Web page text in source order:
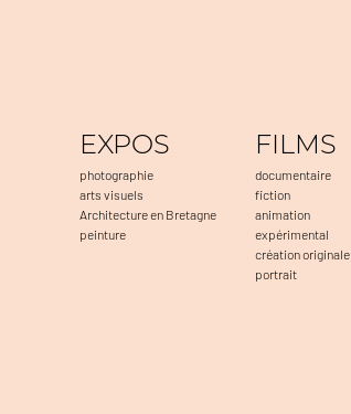
EXPOS
photographie
arts visuels
Architecture en Bretagne
peinture
FILMS
documentaire
fiction
animation
expérimental
création originale
portrait